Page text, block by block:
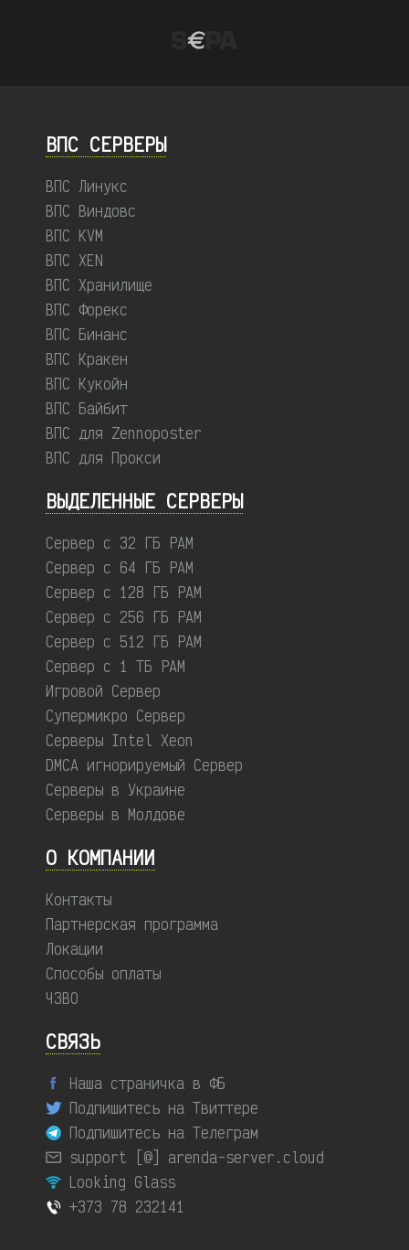
ВПС СЕРВЕРЫ
ВПС Линукс
ВПС Виндовс
ВПС KVM
ВПС XEN
ВПС Хранилище
ВПС Форекс
ВПС Бинанс
ВПС Кракен
ВПС Кукойн
ВПС Байбит
ВПС для Zennoposter
ВПС для Прокси
ВЫДЕЛЕННЫЕ CЕРВЕРЫ
Сервер с 32 ГБ РАМ
Сервер с 64 ГБ РАМ
Сервер с 128 ГБ РАМ
Сервер с 256 ГБ РАМ
Сервер с 512 ГБ РАМ
Сервер с 1 ТБ РАМ
Игровой Сервер
Супермикро Сервер
Серверы Intel Xeon
DMCA игнорируемый Сервер
Серверы в Украине
Серверы в Молдове
О КОМПАНИИ
Контакты
Партнерская программа
Локации
Способы оплаты
ЧЗВО
СВЯЗЬ
Наша страничка в ФБ
Подпишитесь на Твиттере
Подпишитесь на Телеграм
support [@] arenda-server.cloud
Looking Glass
+373 78 232141